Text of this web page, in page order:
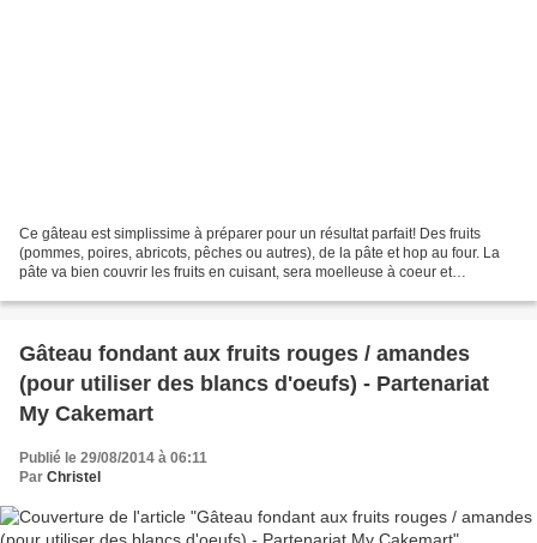
Ce gâteau est simplissime à préparer pour un résultat parfait! Des fruits
(pommes, poires, abricots, pêches ou autres), de la pâte et hop au four. La
pâte va bien couvrir les fruits en cuisant, sera moelleuse à coeur et
Gâteau fondant aux fruits rouges / amandes
(pour utiliser des blancs d'oeufs) - Partenariat
My Cakemart
Publié le 29/08/2014 à 06:11
Par Christel